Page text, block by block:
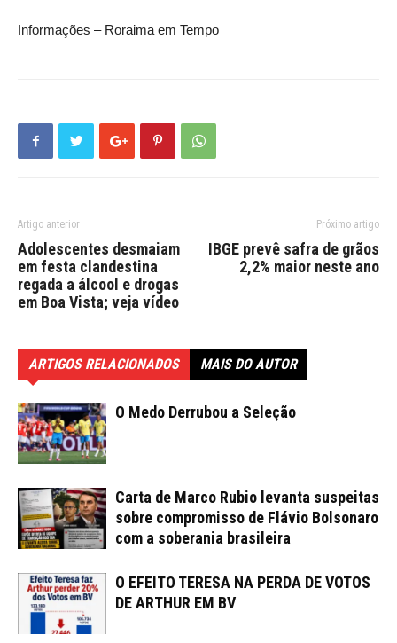
Informações – Roraima em Tempo
Artigo anterior
Adolescentes desmaiam
em festa clandestina
regada a álcool e drogas
em Boa Vista; veja vídeo
Próximo artigo
IBGE prevê safra de grãos
2,2% maior neste ano
ARTIGOS RELACIONADOS MAIS DO AUTOR
O Medo Derrubou a Seleção
Carta de Marco Rubio levanta suspeitas
sobre compromisso de Flávio Bolsonaro
com a soberania brasileira
O EFEITO TERESA NA PERDA DE VOTOS
DE ARTHUR EM BV